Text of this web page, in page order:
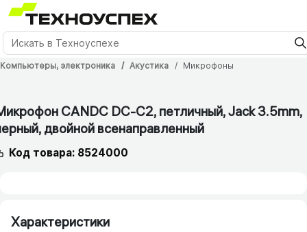
Компьютеры, электроника Акустика Микрофоны
CANDC DC-C2, петличный, Jack 3.5mm,
двойной всенаправленный
Код товара: 8524000
Характеристики